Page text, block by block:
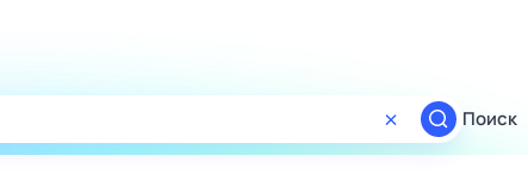
Поиск
Поиск